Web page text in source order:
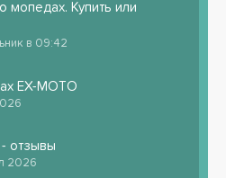
мопедах. Купить или
в 09:42
EX-MOTO
- отзывы
2026